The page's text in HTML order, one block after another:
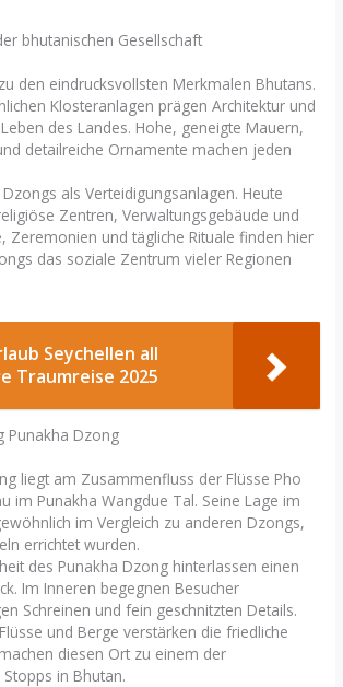
bhutanischen Gesellschaft
den eindrucksvollsten Merkmalen Bhutans.
Klosteranlagen prägen Architektur und
des Landes. Hohe, geneigte Mauern,
detailreiche Ornamente machen jeden
als Verteidigungsanlagen. Heute
Zentren, Verwaltungsgebäude und
Zeremonien und tägliche Rituale finden hier
das soziale Zentrum vieler Regionen
Seychellen all
Traumreise 2025
Punakha Dzong
liegt am Zusammenfluss der Flüsse Pho
im Punakha Wangdue Tal. Seine Lage im
im Vergleich zu anderen Dzongs,
errichtet wurden.
des Punakha Dzong hinterlassen einen
Im Inneren begegnen Besucher
Schreinen und fein geschnitzten Details.
und Berge verstärken die friedliche
diesen Ort zu einem der
in Bhutan.